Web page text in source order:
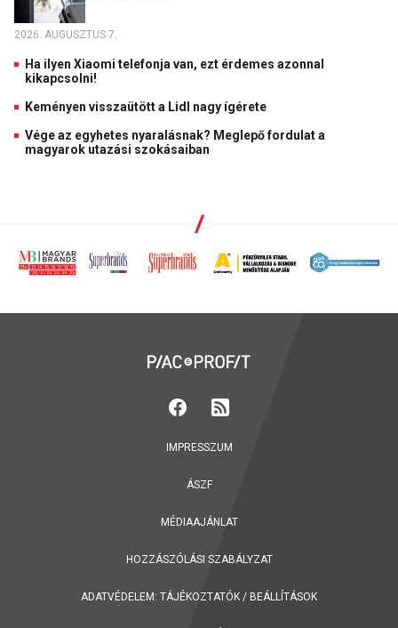
2026. AUGUSZTUS 7.
Ha ilyen Xiaomi telefonja van, ezt érdemes azonnal
kikapcsolni!
Keményen visszaütött a Lidl nagy ígérete
Vége az egyhetes nyaralásnak? Meglepő fordulat a
magyarok utazási szokásaiban
IMPRESSZUM
ÁSZF
MÉDIAAJÁNLAT
HOZZÁSZÓLÁSI SZABÁLYZAT
ADATVÉDELEM: TÁJÉKOZTATÓK / BEÁLLÍTÁSOK